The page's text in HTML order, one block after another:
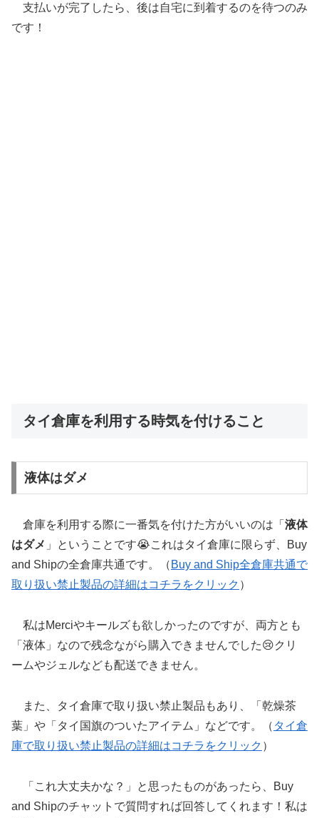
支払いが完了したら、後は自宅に到着するのを待つのみ
です！
タイ倉庫を利用する時気を付けること
液体はダメ
倉庫を利用する際に一番気を付けた方がいいのは「 液体
はダメ 」ということです😭これはタイ倉庫に限らず、Buy
and Shipの全倉庫共通です。（ Buy and Ship全倉庫共通で
取り扱い禁止製品の詳細はコチラをクリック ）
私はMerciやキールズも欲しかったのですが、両方とも
「液体」なので残念ながら購入できませんでした😢クリ
ームやジェルなども配送できません。
また、タイ倉庫で取り扱い禁止製品もあり、「乾燥茶
葉」や「タイ国旗のついたアイテム」などです。（ タイ倉
庫で取り扱い禁止製品の詳細はコチラをクリック ）
「これ大丈夫かな？」と思ったものがあったら、Buy
and Shipのチャットで質問すれば回答してくれます！私は